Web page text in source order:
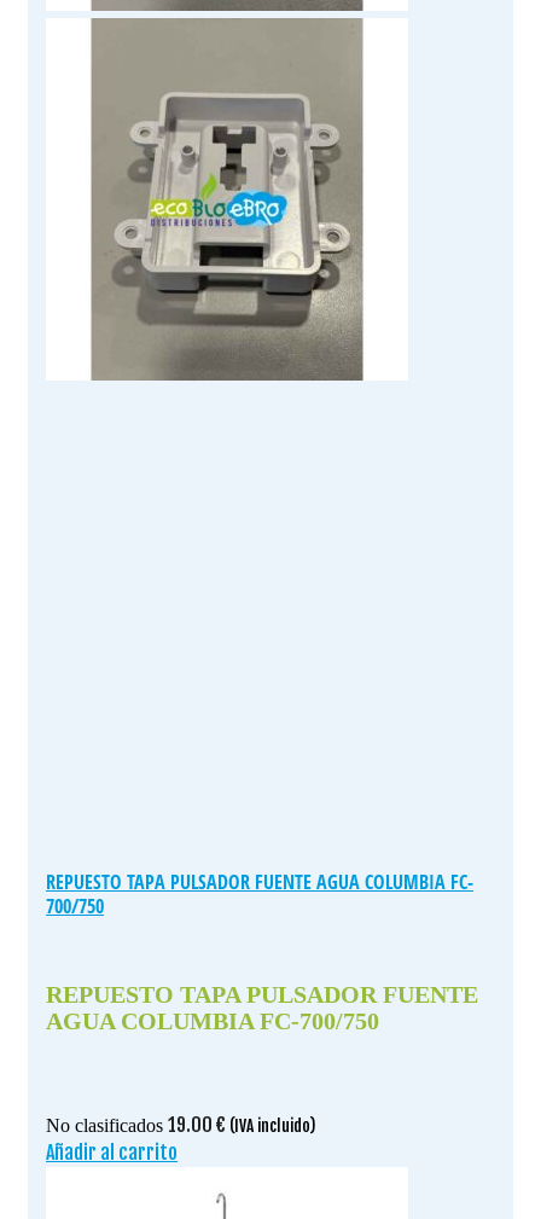
REPUESTO TAPA PULSADOR FUENTE AGUA COLUMBIA FC-
700/750
REPUESTO TAPA PULSADOR FUENTE
AGUA COLUMBIA FC-700/750
No clasificados 19.00 € (IVA incluido)
Añadir al carrito